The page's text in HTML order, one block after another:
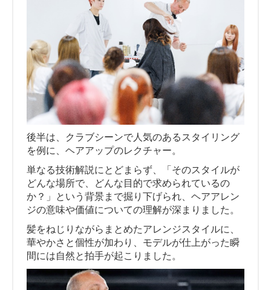
後半は、クラブシーンで人気のあるスタイリング
を例に、ヘアアップのレクチャー。
単なる技術解説にとどまらず、「そのスタイルが
どんな場所で、どんな目的で求められているの
か？」という背景まで掘り下げられ、ヘアアレン
ジの意味や価値についての理解が深まりました。
髪をねじりながらまとめたアレンジスタイルに、
華やかさと個性が加わり、モデルが仕上がった瞬
間には自然と拍手が起こりました。